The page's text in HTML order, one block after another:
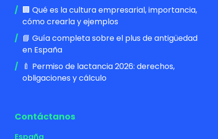
🏢 Qué es la cultura empresarial, importancia,
cómo crearla y ejemplos
📘 Guía completa sobre el plus de antigüedad
en España
🍼 Permiso de lactancia 2026: derechos,
obligaciones y cálculo
Contáctanos